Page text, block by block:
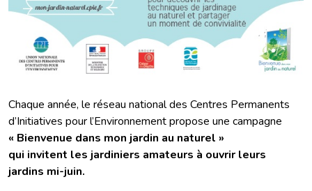
Chaque année, le réseau national des Centres Permanents
d’Initiatives pour l’Environnement propose une campagne
« Bienvenue dans mon jardin au naturel »
qui invitent les jardiniers amateurs à ouvrir leurs
jardins mi-juin.